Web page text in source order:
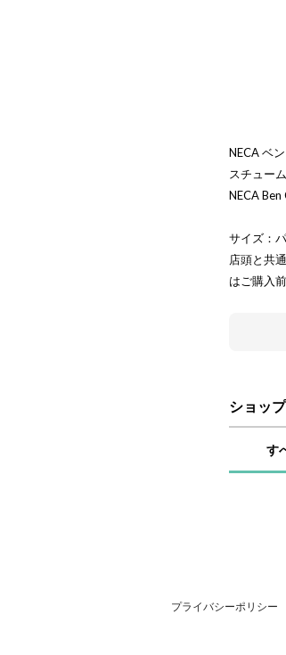
NECA ベ
スチュー
NECA
サイズ：
店頭と共
はご購入
ショッ
す
プライバシーポリシー